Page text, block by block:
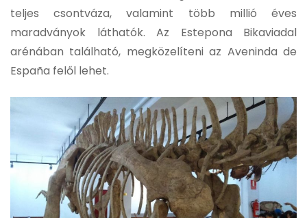
teljes csontváza, valamint több millió éves
maradványok láthatók. Az Estepona Bikaviadal
arénában található, megközelíteni az Aveninda de
España felől lehet.